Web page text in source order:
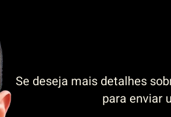
Se deseja mais detalhes
para enviar